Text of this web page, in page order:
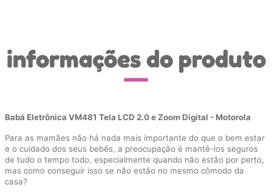
informações do produto
Babá Eletrônica VM481 Tela LCD 2.0 e Zoom Digital - Motorola
Para as mamães não há nada mais importante do que o bem estar
e o cuidado dos seus bebês, a preocupação é mantê-los seguros
de tudo o tempo todo, especialmente quando não estão por perto,
mas como conseguir isso se não estão no mesmo cômodo da
casa?